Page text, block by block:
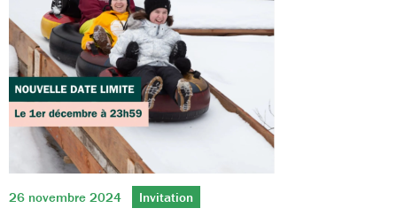
26 novembre 2024 Invitation